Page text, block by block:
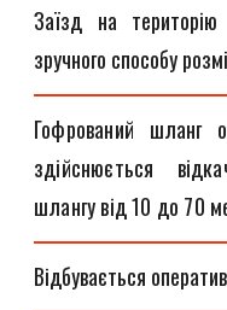
Заїзд на
зручного способу
Гофрований шланг
здійснюється
шлангу від 10 до 70
Відбувається